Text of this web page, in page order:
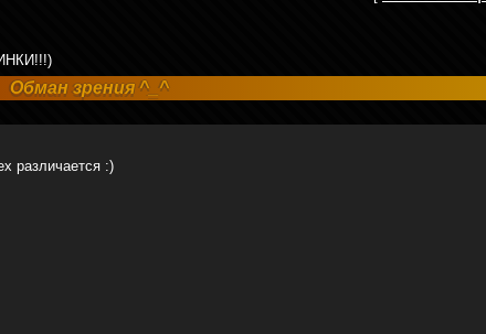
Обман зрения ^_^
различается :)